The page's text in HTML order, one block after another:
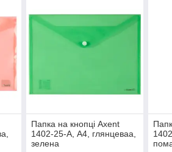
Папка на кнопці Axent
1402-25-A, А4, глянцеваа,
зелена